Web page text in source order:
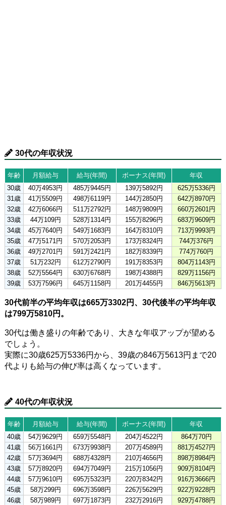
30代の年収状況
年齢 月額給与 給与(年間) ボーナス(年間)
年収
30歳
40万4953円 485万9445円 139万5892円
625万5336円
31歳
41万5509円 498万6119円 144万2850円
642万8970円
32歳
42万6066円 511万2792円 148万9809円
660万2601円
33歳
44万109円 528万1314円 155万8296円
683万9609円
34歳
45万7640円 549万1683円 164万8310円
713万9993円
35歳
47万5171円 570万2053円 173万8324円
744万376円
36歳
49万2701円 591万2421円 182万8339円
774万760円
37歳
51万232円 612万2790円 191万8353円
804万1143円
38歳
52万5564円 630万6768円 198万4388円
829万1156円
39歳
53万7596円 645万1158円 201万4455円 846万5613円
30代前半の平均年収は665万3302円、30代後半の平均年収
は799万5810円。
30代は働き盛りの年齢であり、大きな年収アップが望める
でしょう。
実際に30歳625万5336円から、39歳の846万5613円まで20
代よりも給与の伸び率は高くなっています。
40代の年収状況
年齢 月額給与 給与(年間) ボーナス(年間)
年収
40歳
54万9629円 659万5548円 204万4522円
864万70円
41歳
56万1661円 673万9938円 207万4589円
881万4527円
42歳
57万3694円 688万4328円 210万4656円
898万8984円
43歳
57万8920円 694万7049円 215万1056円
909万8104円
44歳
57万9610円 695万5323円 220万8342円
916万3666円
45歳
58万299円 696万3598円 226万5629円
922万9228円
46歳
58万989円 697万1873円 232万2916円
929万4788円